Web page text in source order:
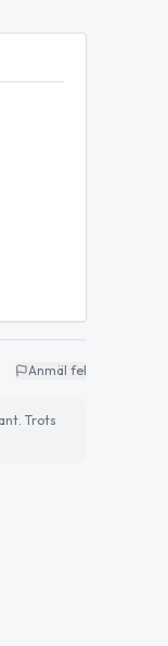
Anmäl fel
Trots